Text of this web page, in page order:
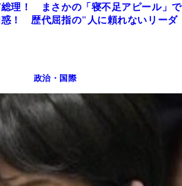
理！ まさかの「寝不足アピール」で
惑！ 歴代屈指の"人に頼れないリーダ
政治・国際